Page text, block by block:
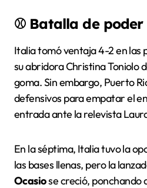
⚾ Batalla de
Italia tomó ventaja 4-2 en las
su abridora Christina Toniolo
goma. Sin embargo, Puerto
defensivos para empatar el
entrada ante la relevista
En la séptima, Italia tuvo la
las bases llenas, pero la
Ocasiose creció, ponchando